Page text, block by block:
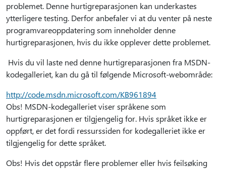
problemet. Denne hurtigreparasjonen kan underkastes
ytterligere testing. Derfor anbefaler vi at du venter på neste
programvareoppdatering som inneholder denne
hurtigreparasjonen, hvis du ikke opplever dette problemet.
Hvis du vil laste ned denne hurtigreparasjonen fra MSDN-
kodegalleriet, kan du gå til følgende Microsoft-webområde:
http://code.msdn.microsoft.com/KB961894
Obs! MSDN-kodegalleriet viser språkene som
hurtigreparasjonen er tilgjengelig for. Hvis språket ikke er
oppført, er det fordi ressurssiden for kodegalleriet ikke er
tilgjengelig for dette språket.
Obs! Hvis det oppstår flere problemer eller hvis feilsøking